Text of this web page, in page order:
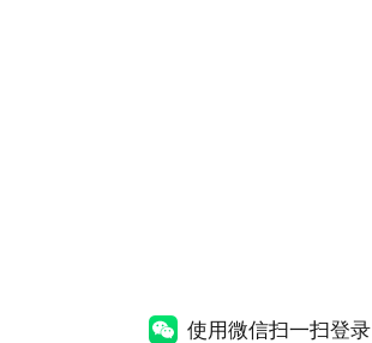
使用微信扫一扫登录